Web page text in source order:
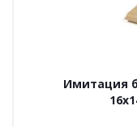
Имитация